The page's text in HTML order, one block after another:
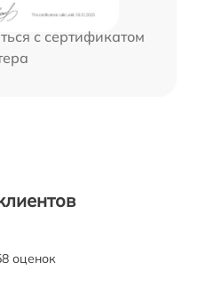
с сертификатом
оценок